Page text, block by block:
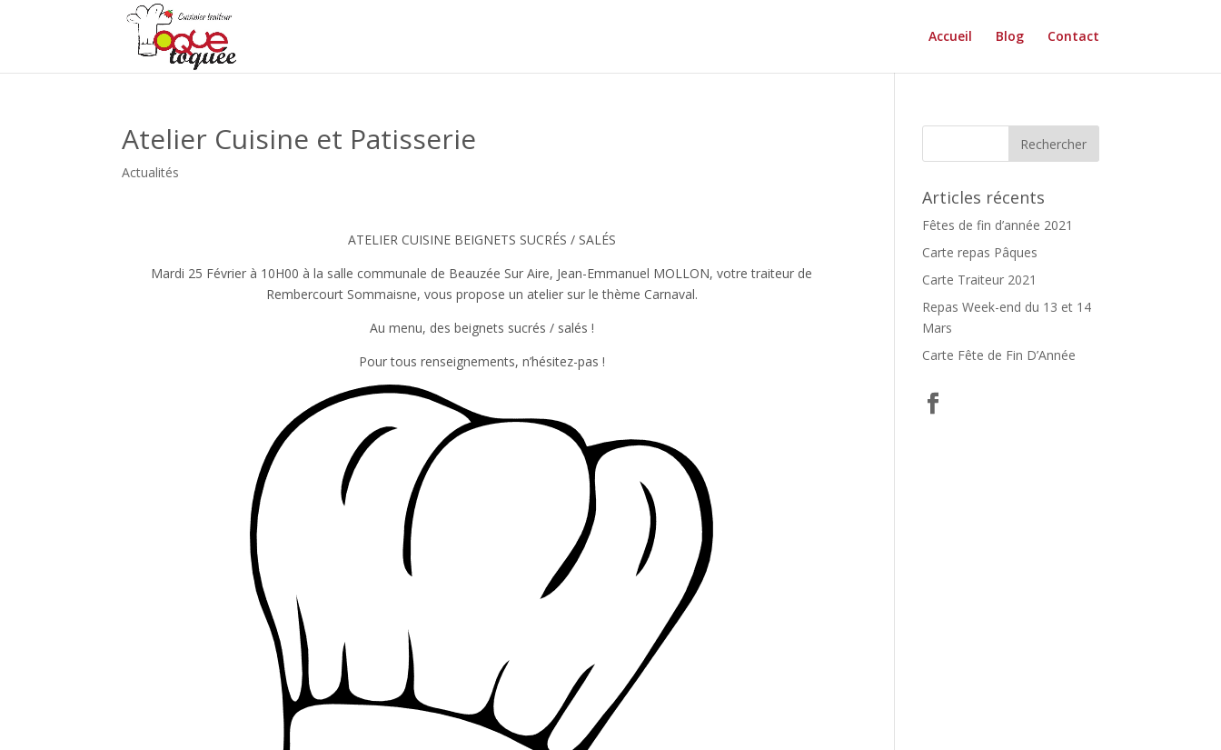
Accueil Blog Contact
Atelier Cuisine et Patisserie
Actualités
ATELIER CUISINE BEIGNETS SUCRÉS / SALÉS
Mardi 25 Février à 10H00 à la salle communale de Beauzée Sur Aire, Jean-Emmanuel MOLLON, votre traiteur de
Rembercourt Sommaisne, vous propose un atelier sur le thème Carnaval.
Au menu, des beignets sucrés / salés !
Pour tous renseignements, n’hésitez-pas !
Articles récents
Fêtes de fin d’année 2021
Carte repas Pâques
Carte Traiteur 2021
Repas Week-end du 13 et 14
Mars
Carte Fête de Fin D’Année